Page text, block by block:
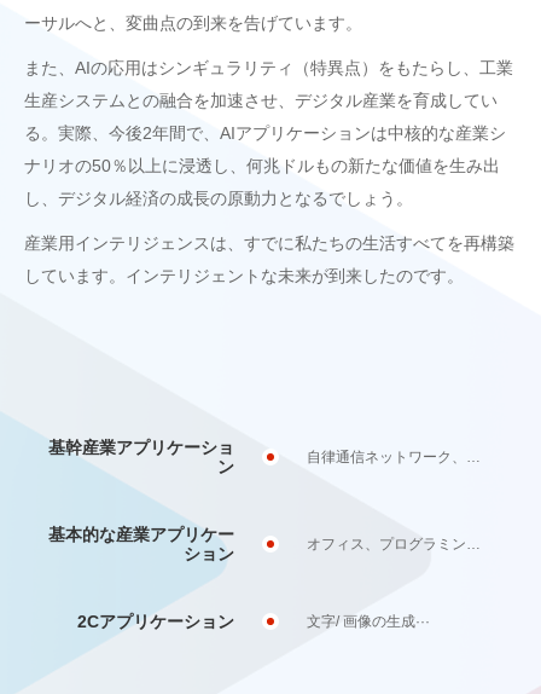
ーサルへと、変曲点の到来を告げています。
また、AIの応用はシンギュラリティ（特異点）をもたらし、工業
生産システムとの融合を加速させ、デジタル産業を育成してい
る。実際、今後2年間で、AIアプリケーションは中核的な産業シ
ナリオの50％以上に浸透し、何兆ドルもの新たな価値を生み出
し、デジタル経済の成長の原動力となるでしょう。
産業用インテリジェンスは、すでに私たちの生活すべてを再構築
しています。インテリジェントな未来が到来したのです。
2Cアプリケーション 文字/ 画像の生成···
基本的な産業アプリケー
ション
基幹産業アプリケーショ
ン